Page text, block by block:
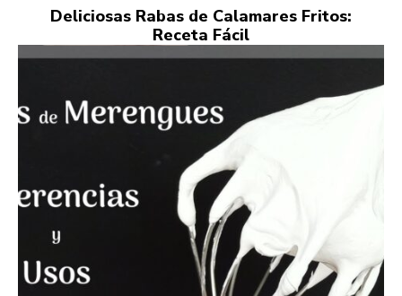
Deliciosas Rabas de Calamares Fritos:
Receta Fácil